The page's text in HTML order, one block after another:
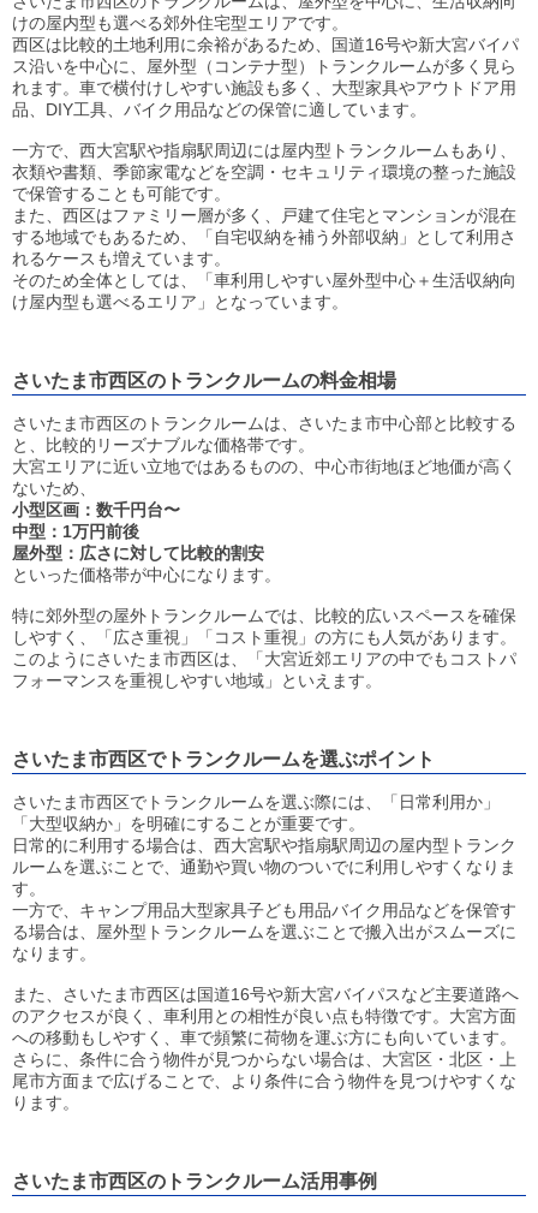
けの屋内型も選べる郊外住宅型エリアです。
西区は比較的土地利用に余裕があるため、国道16号や新大宮バイパ
ス沿いを中心に、屋外型（コンテナ型）トランクルームが多く見ら
れます。車で横付けしやすい施設も多く、大型家具やアウトドア用
品、DIY工具、バイク用品などの保管に適しています。
一方で、西大宮駅や指扇駅周辺には屋内型トランクルームもあり、
衣類や書類、季節家電などを空調・セキュリティ環境の整った施設
で保管することも可能です。
また、西区はファミリー層が多く、戸建て住宅とマンションが混在
する地域でもあるため、「自宅収納を補う外部収納」として利用さ
れるケースも増えています。
そのため全体としては、「車利用しやすい屋外型中心＋生活収納向
け屋内型も選べるエリア」となっています。
さいたま市西区のトランクルームの料金相場
さいたま市西区のトランクルームは、さいたま市中心部と比較する
と、比較的リーズナブルな価格帯です。
大宮エリアに近い立地ではあるものの、中心市街地ほど地価が高く
ないため、
小型区画：数千円台〜
中型：1万円前後
屋外型：広さに対して比較的割安
といった価格帯が中心になります。
特に郊外型の屋外トランクルームでは、比較的広いスペースを確保
しやすく、「広さ重視」「コスト重視」の方にも人気があります。
このようにさいたま市西区は、「大宮近郊エリアの中でもコストパ
フォーマンスを重視しやすい地域」といえます。
さいたま市西区でトランクルームを選ぶポイント
さいたま市西区でトランクルームを選ぶ際には、「日常利用か」
「大型収納か」を明確にすることが重要です。
日常的に利用する場合は、西大宮駅や指扇駅周辺の屋内型トランク
ルームを選ぶことで、通勤や買い物のついでに利用しやすくなりま
す。
一方で、キャンプ用品大型家具子ども用品バイク用品などを保管す
る場合は、屋外型トランクルームを選ぶことで搬入出がスムーズに
なります。
また、さいたま市西区は国道16号や新大宮バイパスなど主要道路へ
のアクセスが良く、車利用との相性が良い点も特徴です。大宮方面
への移動もしやすく、車で頻繁に荷物を運ぶ方にも向いています。
さらに、条件に合う物件が見つからない場合は、大宮区・北区・上
尾市方面まで広げることで、より条件に合う物件を見つけやすくな
ります。
さいたま市西区のトランクルーム活用事例